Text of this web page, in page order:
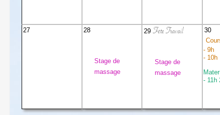
27 28
Stage de
massage
29 Fête Travail
Stage de
massage
30
- 9h
- 10h
- 11h